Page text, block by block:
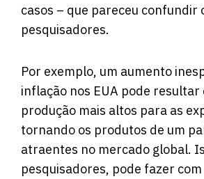
casos – que pareceu confundir
pesquisadores.
Por exemplo, um aumento
inflação nos EUA pode resultar
produção mais altos para as
tornando os produtos de um
atraentes no mercado global.
pesquisadores, pode fazer